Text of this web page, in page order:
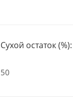
Сухой остаток (%):
50